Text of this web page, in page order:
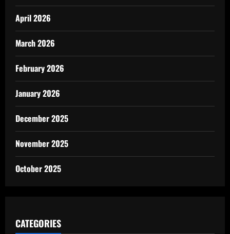
April 2026
March 2026
February 2026
January 2026
December 2025
November 2025
October 2025
CATEGORIES